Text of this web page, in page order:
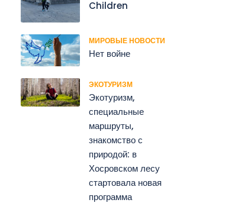
Children
МИРОВЫЕ НОВОСТИ
Нет войне
ЭКОТУРИЗМ
Экотуризм,
специальные
маршруты,
знакомство с
природой: в
Хосровском лесу
стартовала новая
программа